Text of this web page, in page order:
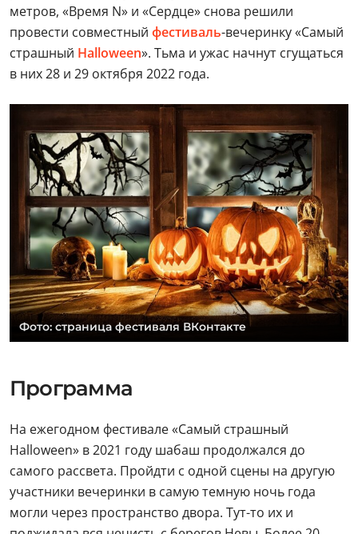
метров, «Время N» и «Сердце» снова решили
провести совместный фестиваль-вечеринку «Самый
страшный Halloween». Тьма и ужас начнут сгущаться
в них 28 и 29 октября 2022 года.
Фото: страница фестиваля ВКонтакте
Программа
На ежегодном фестивале «Самый страшный
Halloween» в 2021 году шабаш продолжался до
самого рассвета. Пройдти с одной сцены на другую
участники вечеринки в самую темную ночь года
могли через пространство двора. Тут-то их и